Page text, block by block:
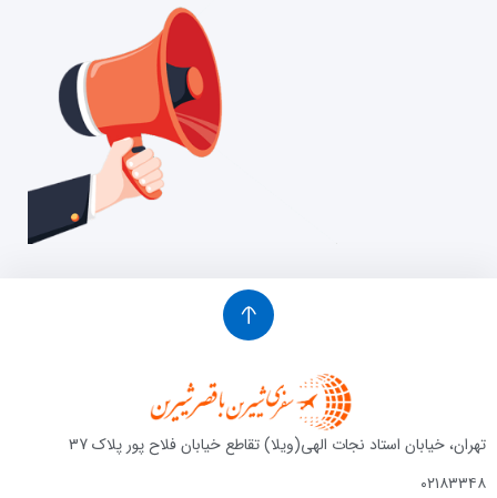
تهران، خیابان استاد نجات الهی(ویلا) تقاطع خیابان فلاح پور پلاک 37
۰۲۱۸۳۳۴۸